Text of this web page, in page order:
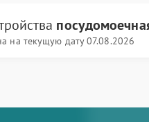
на текущую дату 07.08.2026